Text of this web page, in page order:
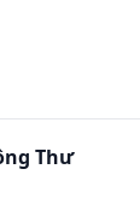
Thư